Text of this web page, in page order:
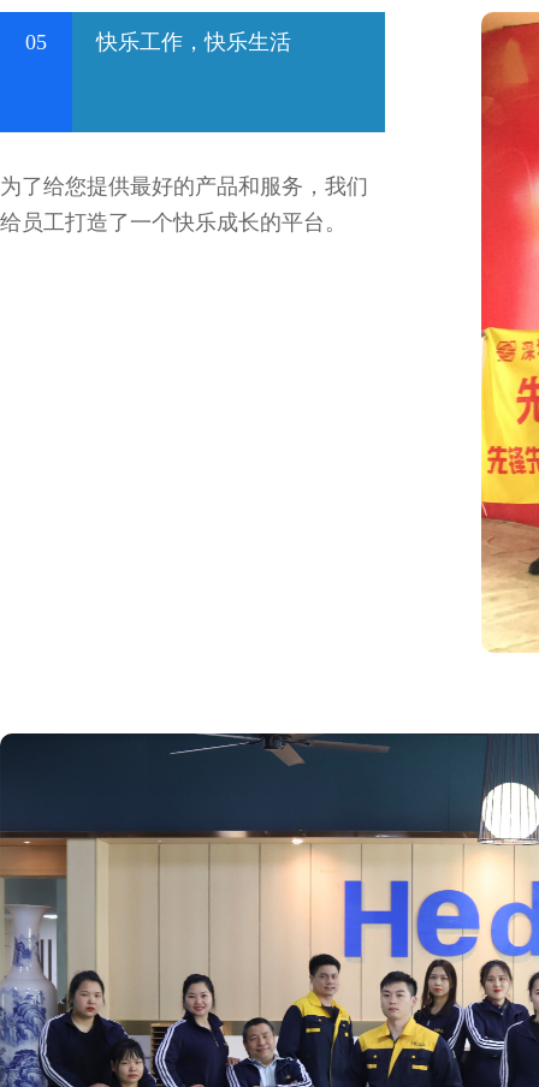
05 快乐工作，快乐生活
为了给您提供最好的产品和服务，我们
给员工打造了一个快乐成长的平台。